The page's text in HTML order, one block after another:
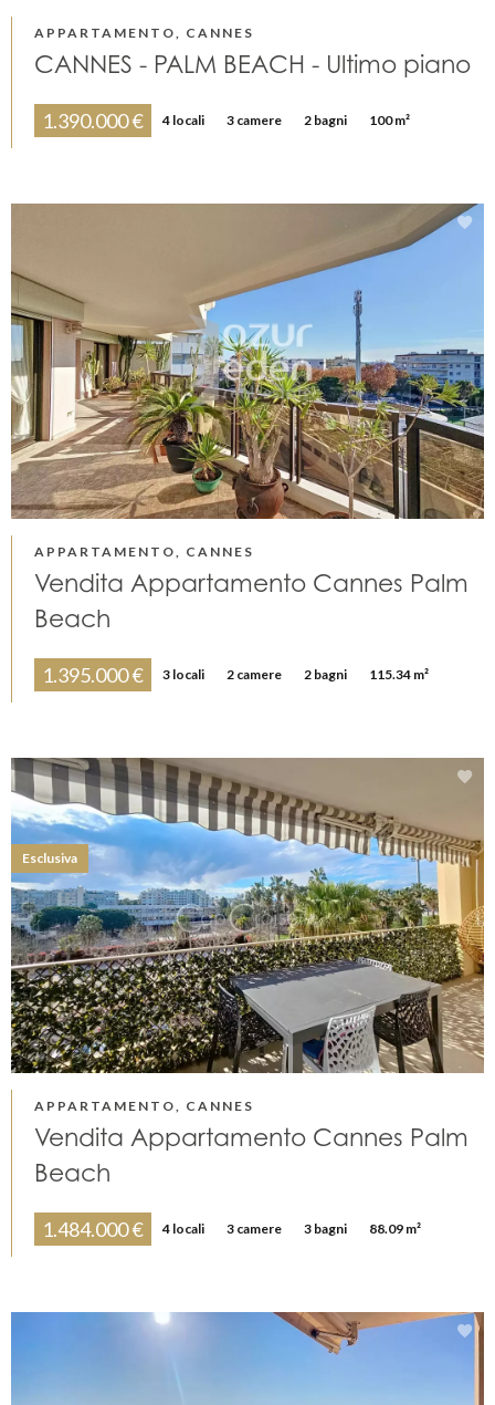
APPARTAMENTO, CANNES
CANNES - PALM BEACH - Ultimo piano
1.390.000 € 4 locali 3 camere 2 bagni 100 m²
APPARTAMENTO, CANNES
Vendita Appartamento Cannes Palm
Beach
1.395.000 € 3 locali 2 camere 2 bagni 115.34 m²
APPARTAMENTO, CANNES
Vendita Appartamento Cannes Palm
Beach
1.484.000 € 4 locali 3 camere 3 bagni 88.09 m²
Esclusiva